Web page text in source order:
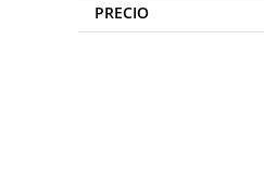
PRECIO